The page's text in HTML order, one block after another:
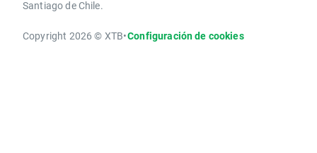
Santiago de Chile.
Copyright 2026 © XTB•Configuración de cookies